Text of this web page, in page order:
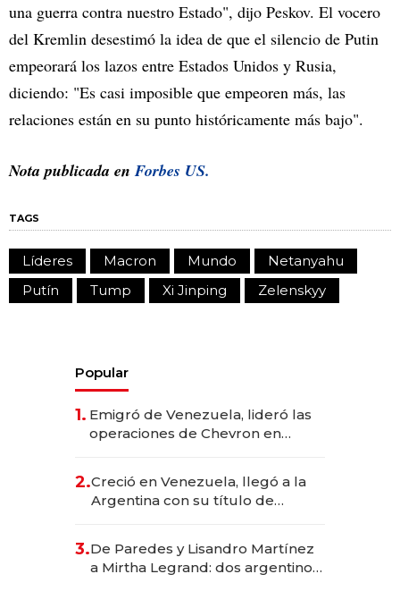
una guerra contra nuestro Estado", dijo Peskov. El vocero
del Kremlin desestimó la idea de que el silencio de Putin
empeorará los lazos entre Estados Unidos y Rusia,
diciendo: "Es casi imposible que empeoren más, las
relaciones están en su punto históricamente más bajo".
Nota publicada en Forbes US.
TAGS
Líderes Macron Mundo
Netanyahu
Putín
Tump Xi Jinping Zelenskyy
Popular
1. Emigró de Venezuela, lideró las
operaciones de Chevron en
2.Creció en Venezuela, llegó a la
Argentina con su título de
las marcas "fast premium"
3.De Paredes y Lisandro Martínez
a Mirtha Legrand: dos argentinos